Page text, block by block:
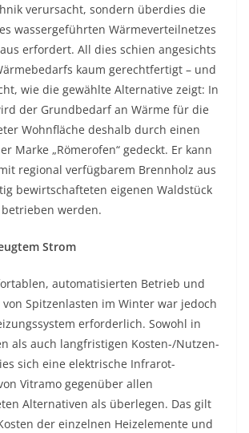
verursacht, sondern überdies die
wassergeführten Wärmeverteilnetzes
erfordert. All dies schien angesichts
kaum gerechtfertigt – und
wie die gewählte Alternative zeigt: In
der Grundbedarf an Wärme für die
Wohnfläche deshalb durch einen
Marke „Römerofen“ gedeckt. Er kann
regional verfügbarem Brennholz aus
bewirtschafteten eigenen Waldstück
werden.
Strom
automatisierten Betrieb und
Spitzenlasten im Winter war jedoch
erforderlich. Sowohl in
als auch langfristigen Kosten-/Nutzen-
sich eine elektrische Infrarot-
Vitramo gegenüber allen
Alternativen als überlegen. Das gilt
der einzelnen Heizelemente und